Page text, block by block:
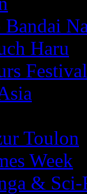
Haru
Festival
Toulon
Week
&